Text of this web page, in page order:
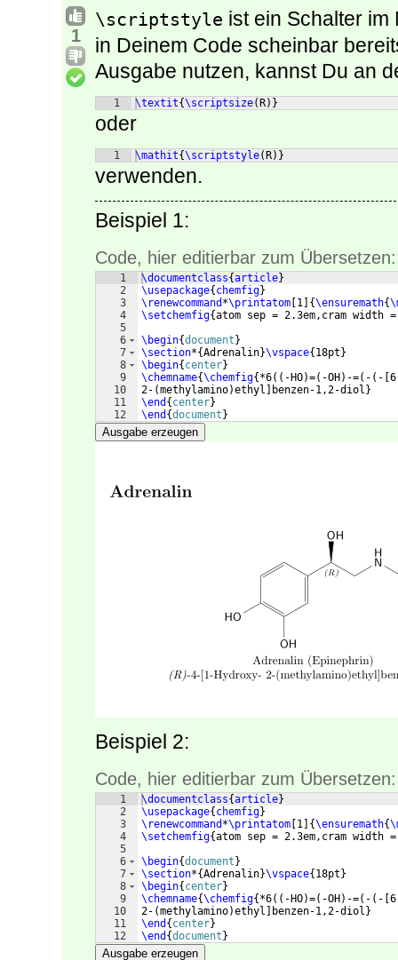
1
\scriptstyle ist ein Schalter
in Deinem Code scheinbar
Ausgabe nutzen, kannst Du an
1 \textit{\scriptsize( R)}
oder
1 \mathit{\scriptstyle( R)}
verwenden.
Beispiel 1:
Code, hier editierbar zum Übersetzen:
1
2
3
4
5
6
7
8
9
10
11
12
\documentclass{article}
\usepackage{chemfig}
\renewcommand *\printatom [1 ] {\ensuremath{
\setchemfig{atom sep = 2.3em,cram width
\begin{document}
\section*{Adrenalin}\vspace{18pt}
\begin{center}
\chemname{\chemfig{*6(( -HO)=( -OH) -=( - ( - [
2- (methylamino)ethyl ] benzen-1,2-diol }
\end {center}
\end {document}
Ausgabe erzeugen
Beispiel 2:
Code, hier editierbar zum Übersetzen:
1
2
3
4
5
6
7
8
9
10
11
12
\documentclass{article}
\usepackage{chemfig}
\renewcommand *\printatom [1 ] {\ensuremath{
\setchemfig{atom sep = 2.3em,cram width
\begin{document}
\section*{Adrenalin}\vspace{18pt}
\begin{center}
\chemname{\chemfig{*6(( -HO)=( -OH) -=( - ( - [
2- (methylamino)ethyl ] benzen-1,2-diol }
\end {center}
\end {document}
Ausgabe erzeugen